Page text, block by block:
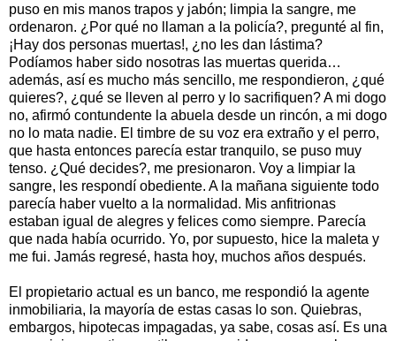
puso en mis manos trapos y jabón; limpia la sangre, me
ordenaron. ¿Por qué no llaman a la policía?, pregunté al fin,
¡Hay dos personas muertas!, ¿no les dan lástima?
Podíamos haber sido nosotras las muertas querida…
además, así es mucho más sencillo, me respondieron, ¿qué
quieres?, ¿qué se lleven al perro y lo sacrifiquen? A mi dogo
no, afirmó contundente la abuela desde un rincón, a mi dogo
no lo mata nadie. El timbre de su voz era extraño y el perro,
que hasta entonces parecía estar tranquilo, se puso muy
tenso. ¿Qué decides?, me presionaron. Voy a limpiar la
sangre, les respondí obediente. A la mañana siguiente todo
parecía haber vuelto a la normalidad. Mis anfitrionas
estaban igual de alegres y felices como siempre. Parecía
que nada había ocurrido. Yo, por supuesto, hice la maleta y
me fui. Jamás regresé, hasta hoy, muchos años después.
El propietario actual es un banco, me respondió la agente
inmobiliaria, la mayoría de estas casas lo son. Quiebras,
embargos, hipotecas impagadas, ya sabe, cosas así. Es una